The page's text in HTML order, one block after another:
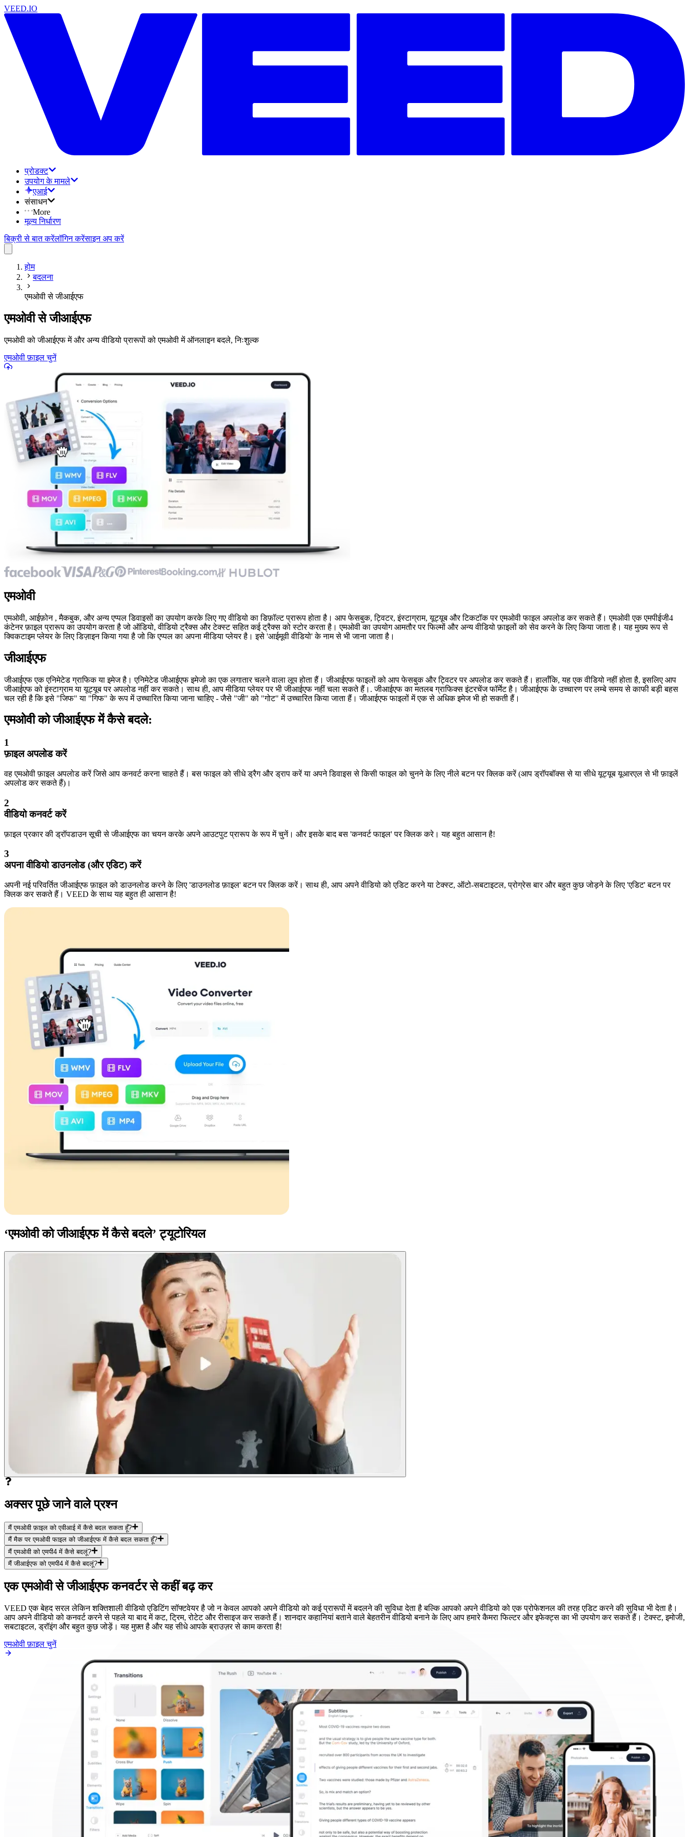
VEED.IO
प्रोडक्ट
उपयोग के मामले
एआई
संसाधन
More
मूल्य निर्धारण
बिक्री से बात करेंलॉगिन करेंसाइन अप करें
होम
बदलना
एमओवी से जीआईएफ
एमओवी से जीआईएफ
एमओवी को जीआईएफ में और अन्य वीडियो प्रारूपों को एमओवी में ऑनलाइन बदले, निःशुल्क
एमओवी फ़ाइल चुनें
एमओवी
एमओवी, आईफ़ोन , मैकबुक, और अन्य एप्पल डिवाइसों का उपयोग करके लिए गए वीडियो का डिफ़ॉल्ट प्रारूप होता है। आप फेसबुक, ट्विटर, इंस्टाग्राम, यूट्यूब और टिकटॉक पर एमओवी फाइल अपलोड कर सकते हैं। एमओवी एक एमपीईजी4
कंटेनर फ़ाइल प्रारूप का उपयोग करता है जो ऑडियो, वीडियो ट्रैक्स और टेक्स्ट सहित कई ट्रैक्स को स्टोर करता है। एमओवी का उपयोग आमतौर पर फिल्मों और अन्य वीडियो फ़ाइलों को सेव करने के लिए किया जाता है। यह मुख्य रूप से
क्विकटाइम प्लेयर के लिए डिज़ाइन किया गया है जो कि एप्पल का अपना मीडिया प्लेयर है। इसे 'आईमूवी वीडियो' के नाम से भी जाना जाता है।
जीआईएफ
जीआईएफ एक एनिमेटेड ग्राफिक या इमेज है। एनिमेटेड जीआईएफ इमेजो का एक लगातार चलने वाला लूप होता हैं। जीआईएफ फाइलों को आप फेसबुक और ट्विटर पर अपलोड कर सकते हैं। हालाँकि, यह एक वीडियो नहीं होता है, इसलिए आप
जीआईएफ को इंस्टाग्राम या यूट्यूब पर अपलोड नहीं कर सकते। साथ ही, आप मीडिया प्लेयर पर भी जीआईएफ नहीं चला सकते हैं।. जीआईएफ का मतलब ग्राफिक्स इंटरचेंज फॉर्मेट है। जीआईएफ के उच्चारण पर लम्बे समय से काफी बड़ी बहस
चल रही है कि इसे "जिफ" या "गिफ" के रूप में उच्चारित किया जाना चाहिए - जैसे "जी" को "गोट" में उच्चारित किया जाता हैं। जीआईएफ फाइलों में एक से अधिक इमेज भी हो सकती हैं।
एमओवी को जीआईएफ में कैसे बदले:
1
फ़ाइल अपलोड करें
वह एमओवी फ़ाइल अपलोड करें जिसे आप कनवर्ट करना चाहते हैं। बस फाइल को सीधे ड्रैग और ड्राप करें या अपने डिवाइस से किसी फाइल को चुनने के लिए नीले बटन पर क्लिक करें (आप ड्रॉपबॉक्स से या सीधे यूट्यूब यूआरएल से भी फ़ाइलें
अपलोड कर सकते हैं)।
2
वीडियो कनवर्ट करें
फ़ाइल प्रकार की ड्रॉपडाउन सूची से जीआईएफ का चयन करके अपने आउटपुट प्रारूप के रूप में चुनें। और इसके बाद बस 'कनवर्ट फाइल' पर क्लिक करे। यह बहुत आसान है!
3
अपना वीडियो डाउनलोड (और एडिट) करें
अपनी नई परिवर्तित जीआईएफ फ़ाइल को डाउनलोड करने के लिए 'डाउनलोड फ़ाइल' बटन पर क्लिक करें। साथ ही, आप अपने वीडियो को एडिट करने या टेक्स्ट, ऑटो-सबटाइटल, प्रोग्रेस बार और बहुत कुछ जोड़ने के लिए 'एडिट' बटन पर
क्लिक कर सकते हैं। VEED के साथ यह बहुत ही आसान है!
‘एमओवी को जीआईएफ में कैसे बदले’ ट्यूटोरियल
अक्सर पूछे जाने वाले प्रश्न
मैं एमओवी फ़ाइल को एवीआई में कैसे बदल सकता हूँ?
मैं मैक पर एमओवी फाइल को जीआईएफ में कैसे बदल सकता हूँ?
मैं एमओवी को एमपी4 में कैसे बदलूं?
मैं जीआईएफ को एमपी4 में कैसे बदलूं?
एक एमओवी से जीआईएफ कनवर्टर से कहीं बढ़ कर
VEED एक बेहद सरल लेकिन शक्तिशाली वीडियो एडिटिंग सॉफ्टवेयर है जो न केवल आपको अपने वीडियो को कई प्रारूपों में बदलने की सुविधा देता है बल्कि आपको अपने वीडियो को एक प्रोफेशनल की तरह एडिट करने की सुविधा भी देता है।
आप अपने वीडियो को कनवर्ट करने से पहले या बाद में कट, ट्रिम, रोटेट और रीसाइज कर सकते हैं। शानदार कहानियां बताने वाले बेहतरीन वीडियो बनाने के लिए आप हमारे कैमरा फिल्टर और इफेक्ट्स का भी उपयोग कर सकते हैं। टेक्स्ट, इमोजी,
सबटाइटल, ड्रॉइंग और बहुत कुछ जोड़ें। यह मुफ़्त है और यह सीधे आपके ब्राउज़र से काम करता है!
एमओवी फ़ाइल चुनें